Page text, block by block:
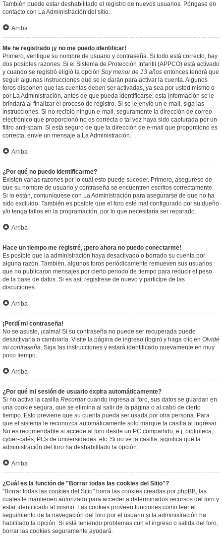
También puede estar deshabilitado el registro de nuevos usuarios. Póngase en
contacto con La Administración del sitio.
Arriba
Me he registrado ¡y no me puedo identificar!
Primero, verifique su nombre de usuario y contraseña. Si todo está correcto, hay
dos posibles razones. Si el Sistema de Protección Infantil (APPCO) está activado
y cuando se registró eligió la opción Soy menor de 13 años entonces tendrá que
seguir algunas instrucciones que se le darán para activar la cuenta. Algunos
foros disponen que las cuentas deben ser activadas, ya sea por usted mismo o
por La Administración, antes de que pueda identificarse; esta información se le
brindará al finalizar el proceso de registro. Si se le envió un e-mail, siga las
instrucciones. Si no recibió ningún e-mail, seguramente la dirección de correo
electrónico que proporcionó no es correcta o tal vez haya sido capturada por un
filtro anti-spam. Si está seguro de que la dirección de e-mail que proporcionó es
correcta, envíe un mensaje a La Administración.
Arriba
¿Por qué no puedo identificarme?
Existen varias razones por lo cuál esto puede suceder. Primero, asegúrese de
que su nombre de usuario y contraseña se encuentren escritos correctamente.
Si lo están, comuníquese con La Administración para asegurarse de que no ha
sido excluido. También es posible que el foro esté mal configurado por su dueño
y/o tenga fallos en la programación, por lo que necesitaría ser reparado.
Arriba
Hace un tiempo me registré, ¡pero ahora no puedo conectarme!
Es posible que la administración haya desactivado o borrado su cuenta por
alguna razón. También, algunos foros periódicamente remueven sus usuarios
que no publicaron mensajes por cierto periodo de tiempo para reducir el peso
de la base de datos. Si es así, registrese de nuevo y participe de las
discuciones.
Arriba
¡Perdí mi contraseña!
No se asuste, ¡calma! Si su contraseña no puede ser recuperada puede
desactivarla o cambiarla. Visite la página de ingreso (login) y haga clic en Olvidé
mi contraseña. Siga las instrucciones y estará identificado nuevamente en muy
poco tiempo.
Arriba
¿Por qué mi sesión de usuario expira automáticamente?
Si no activa la casilla Recordarcuando ingresa al foro, sus datos se guardan en
una cookie segura, que se elimina al salir de la página o al cabo de cierto
tiempo. Esto previene que su cuenta pueda ser usada por otra persona. Para
que el sistema le reconozca automáticamente solo marque la casilla al ingresar.
No es recomendable si accede al foro desde un PC compartido, e.j. biblioteca,
cyber-cafés, PCs de universidades, etc. Si no ve la casilla, significa que la
administración del foro ha deshabilitado la opción.
Arriba
¿Cuál es la función de "Borrar todas las cookies del Sitio"?
"Borrar todas las cookies del Sitio" borra las cookies creadas por phpBB, las
cuales le mantienen autorizado para acceder a determinados recursos del foro y
estar identificado al mismo. Las cookies proveen funciones como leer el
seguimiento de la navegación del foro por el usuario si la administración ha
habilitado la opción. Si está teniendo problemas con el ingreso o salida del foro,
borrar las cookies seguramente ayudará.